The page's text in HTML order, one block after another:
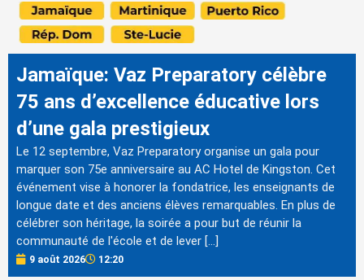
Jamaïque: Vaz Preparatory célèbre
75 ans d’excellence éducative lors
d’une gala prestigieux
Le 12 septembre, Vaz Preparatory organise un gala pour
marquer son 75e anniversaire au AC Hotel de Kingston. Cet
événement vise à honorer la fondatrice, les enseignants de
longue date et des anciens élèves remarquables. En plus de
célébrer son héritage, la soirée a pour but de réunir la
communauté de l'école et de lever […]
9 août 2026 12:20